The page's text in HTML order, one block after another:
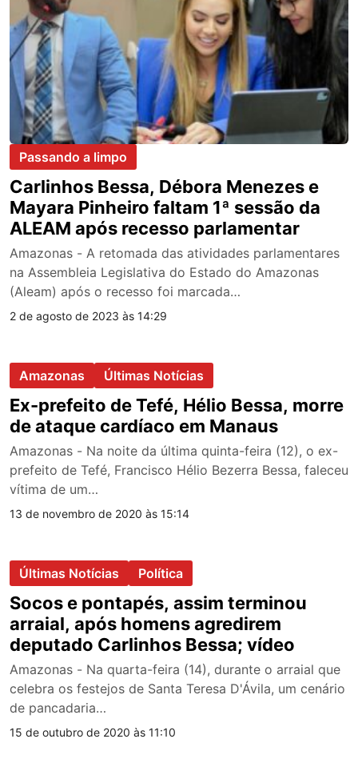
Passando a limpo
Carlinhos Bessa, Débora Menezes e
Mayara Pinheiro faltam 1ª sessão da
ALEAM após recesso parlamentar
Amazonas - A retomada das atividades parlamentares
na Assembleia Legislativa do Estado do Amazonas
(Aleam) após o recesso foi marcada…
2 de agosto de 2023 às 14:29
Amazonas Últimas Notícias
Ex-prefeito de Tefé, Hélio Bessa, morre
de ataque cardíaco em Manaus
Amazonas - Na noite da última quinta-feira (12), o ex-
prefeito de Tefé, Francisco Hélio Bezerra Bessa, faleceu
vítima de um…
13 de novembro de 2020 às 15:14
Últimas Notícias Política
Socos e pontapés, assim terminou
arraial, após homens agredirem
deputado Carlinhos Bessa; vídeo
Amazonas - Na quarta-feira (14), durante o arraial que
celebra os festejos de Santa Teresa D'Ávila, um cenário
de pancadaria…
15 de outubro de 2020 às 11:10